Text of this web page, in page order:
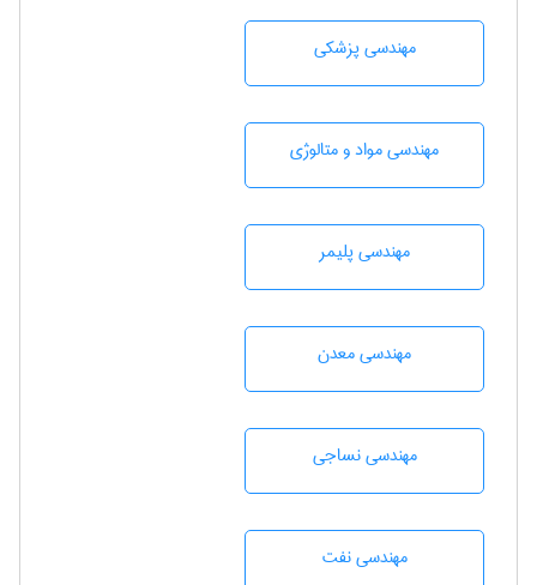
مهندسی پزشکی
مهندسی مواد و متالوژی
مهندسی پليمر
مهندسی معدن
مهندسي نساجی
مهندسی نفت